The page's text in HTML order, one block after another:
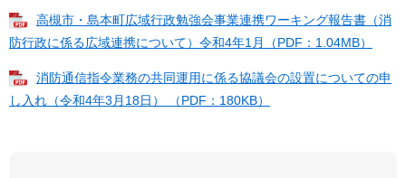
高槻市・島本町広域行政勉強会事業連携ワーキング報告書（消
防行政に係る広域連携について）令和4年1月（PDF：1.04MB）
消防通信指令業務の共同運用に係る協議会の設置についての申
し入れ（令和4年3月18日） （PDF：180KB）